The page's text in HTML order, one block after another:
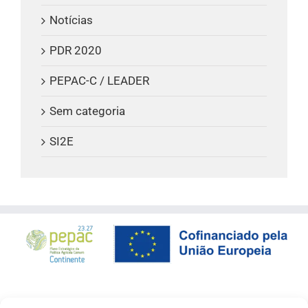
Notícias
PDR 2020
PEPAC-C / LEADER
Sem categoria
SI2E